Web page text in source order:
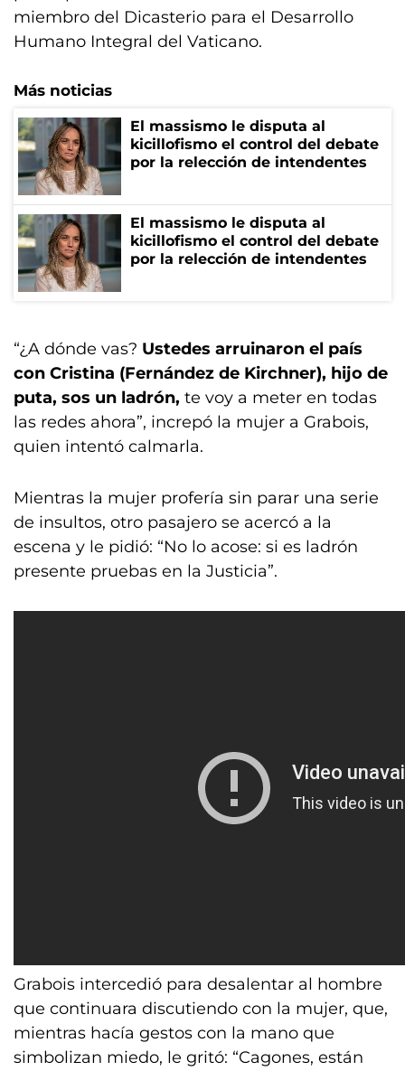
miembro del Dicasterio para el Desarrollo
Humano Integral del Vaticano.
Más noticias
El massismo le disputa al
kicillofismo el control del debate
por la relección de intendentes
El massismo le disputa al
kicillofismo el control del debate
por la relección de intendentes
“¿A dónde vas? Ustedes arruinaron el país
con Cristina (Fernández de Kirchner), hijo de
puta, sos un ladrón, te voy a meter en todas
las redes ahora”, increpó la mujer a Grabois,
quien intentó calmarla.
Mientras la mujer profería sin parar una serie
de insultos, otro pasajero se acercó a la
escena y le pidió: “No lo acose: si es ladrón
presente pruebas en la Justicia”.
Grabois intercedió para desalentar al hombre
que continuara discutiendo con la mujer, que,
mientras hacía gestos con la mano que
simbolizan miedo, le gritó: “Cagones, están